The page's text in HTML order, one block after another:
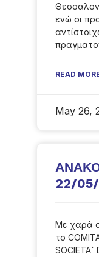
ενώ οι
READ
May 26,
22/
Με χαρά
το
SOCIETA`